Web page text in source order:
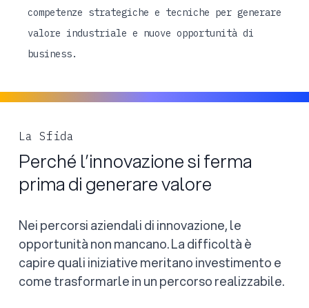
competenze strategiche e tecniche per generare
valore industriale e nuove opportunità di
business.
La Sfida
Perché l’innovazione si ferma
prima di generare valore
Nei percorsi aziendali di innovazione, le
opportunità non mancano. La difficoltà è
capire quali iniziative meritano investimento e
come trasformarle in un percorso realizzabile.